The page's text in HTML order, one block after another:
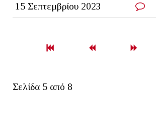
15 Σεπτεμβρίου 2023
Σελίδα 5 από 8